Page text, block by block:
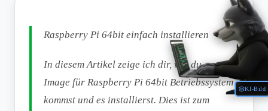
KI-Bild
Raspberry Pi 64bit einfach installieren
In diesem Artikel zeige ich dir, wie du an ein
Image für Raspberry Pi 64bit Betriebssystem
kommst und es installierst. Dies ist zum